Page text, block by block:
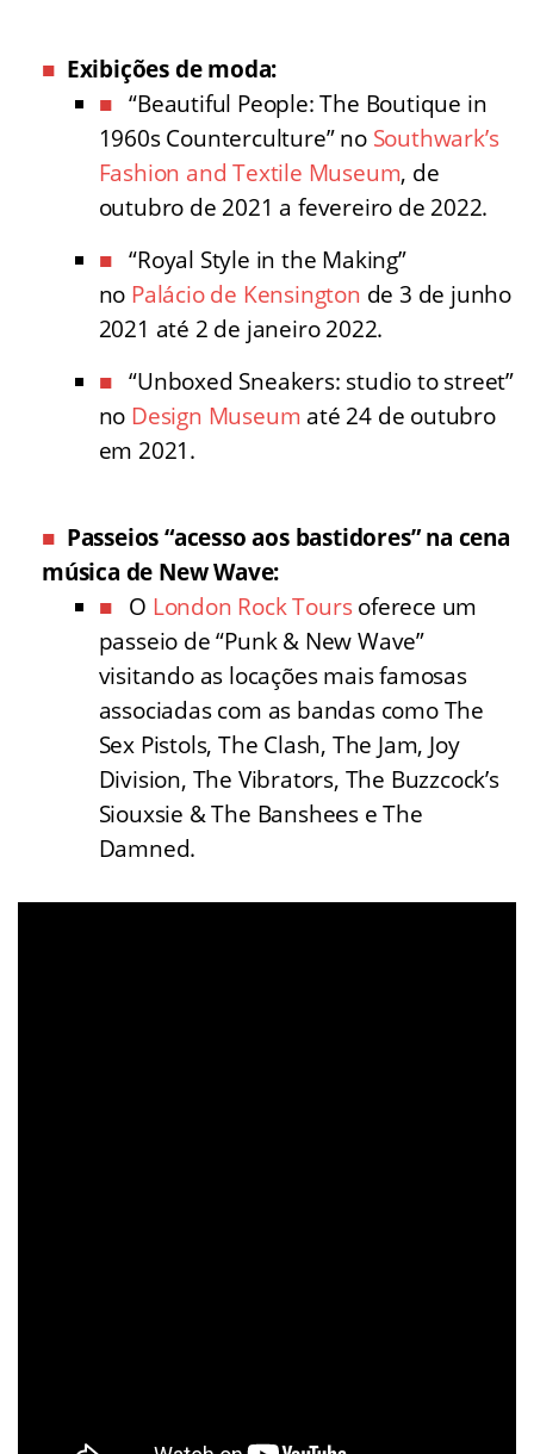
Exibições de moda:
“Beautiful People: The Boutique in
1960s Counterculture” no Southwark’s
Fashion and Textile Museum, de
outubro de 2021 a fevereiro de 2022.
“Royal Style in the Making”
no Palácio de Kensington de 3 de junho
2021 até 2 de janeiro 2022.
“Unboxed Sneakers: studio to street”
no Design Museum até 24 de outubro
em 2021.
Passeios “acesso aos bastidores” na cena
música de New Wave:
O London Rock Toursoferece um
passeio de “Punk & New Wave”
visitando as locações mais famosas
associadas com as bandas como The
Sex Pistols, The Clash, The Jam, Joy
Division, The Vibrators, The Buzzcock’s
Siouxsie & The Banshees e The
Damned.